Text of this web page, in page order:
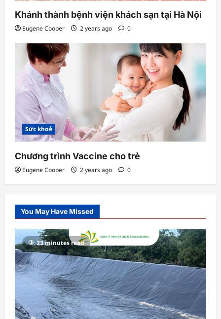
Khánh thành bệnh viện khách sạn tại Hà Nội
Eugene Cooper 2 years ago 0
Sức khoẻ
Chương trình Vaccine cho trẻ
Eugene Cooper 2 years ago 0
You May Have Missed
23 minutes read